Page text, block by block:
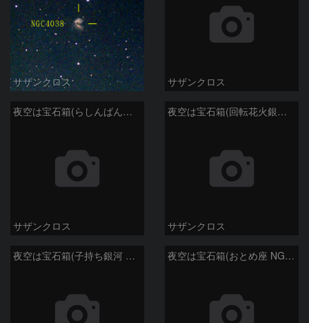
サザンクロス サザンクロス
夜空は宝石箱(らしんばん座 NGC2613) Seestar50
サザンクロス
夜空は宝石箱(回転花火銀河 M101) Seestar50
サザンクロス
夜空は宝石箱(子持ち銀河 M51) Seestar50 夜空は宝石箱(おとめ座 NGC5746) Seestar50